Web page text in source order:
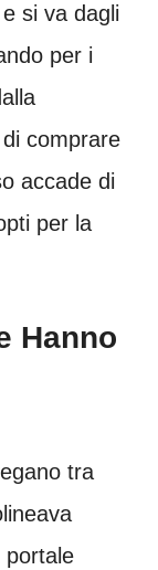
si va dagli
per i
comprare
accade di
per la
Hanno
tra
portale